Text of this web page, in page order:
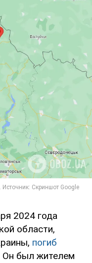
2024 года
области,
погиб
Он был жителем